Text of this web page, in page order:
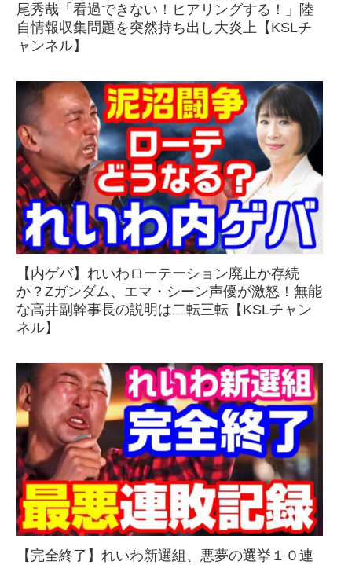
尾秀哉「看過できない！ヒアリングする！」陸
自情報収集問題を突然持ち出し大炎上【KSLチ
ャンネル】
【内ゲバ】れいわローテーション廃止か存続
か？Zガンダム、エマ・シーン声優が激怒！無能
な高井副幹事長の説明は二転三転【KSLチャン
ネル】
【完全終了】れいわ新選組、悪夢の選挙１０連